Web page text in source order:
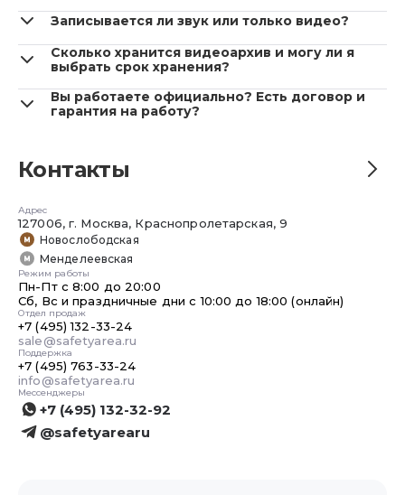
Тахиров Альберт
Менеджер работ
Юрист
Малюгин Сергей
HR менеджер
Шевяков Егор
Контроль и забота: зачем
родителям нужно
видеонаблюдение за няней
Родители доверяют няне самое ценное —
самом деле проходит день малыша, уделяют
ли ему достаточно внимания, действительно
поэтому установка видеонаблюдения за няней
становится всё более востребованной услугой
у современных семей.
Камеры позволяют объективно видеть
реальную картину: чем ребёнок занят днём, как
няня реагирует на его просьбы, насколько она
внимательна и заботлива. Это снимает
ненужные догадки и догружает родителя
фактами, а не домыслами. Особенно важно, что
такая система помогает замечать не только
возможные проблемы, но и наоборот —
подтверждать, что выбранный специалист
Записывается ли звук или только видео?
Сколько хранится видеоархив и могу ли я
выбрать срок хранения?
Вы работаете официально? Есть договор и
гарантия на работу?
Контакты
Адрес
127006, г. Москва, Краснопролетарская, 9
Новослободская
Менделеевская
Режим работы
Пн-Пт с 8:00 до 20:00
Сб, Вс и праздничные дни с 10:00 до 18:00 (онлайн)
Отдел продаж
+7 (495) 132-33-24
sale@safetyarea.ru
Поддержка
+7 (495) 763-33-24
info@safetyarea.ru
Мессенджеры
+7 (495) 132-32-92
@safetyarearu